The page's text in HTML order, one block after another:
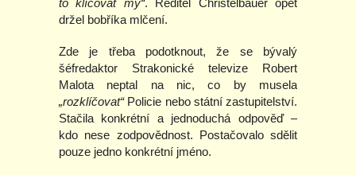
držel bobříka mlčení.
Zde je třeba podotknout, že se bývalý
šéfredaktor Strakonické televize Robert
Malota neptal na nic, co by musela
„rozklíčovat“Policie nebo státní zastupitelství.
Stačila konkrétní a jednoduchá odpověď –
kdo nese zodpovědnost. Postačovalo sdělit
pouze jedno konkrétní jméno.